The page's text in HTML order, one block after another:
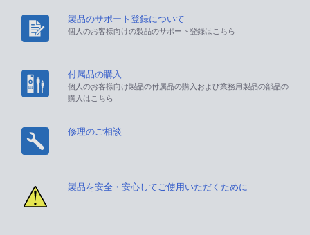
製品のサポート登録について
個人のお客様向けの製品のサポート登録はこちら
付属品の購入
個人のお客様向け製品の付属品の購入および業務用製品の部品の
購入はこちら
修理のご相談
製品を安全・安心してご使用いただくために